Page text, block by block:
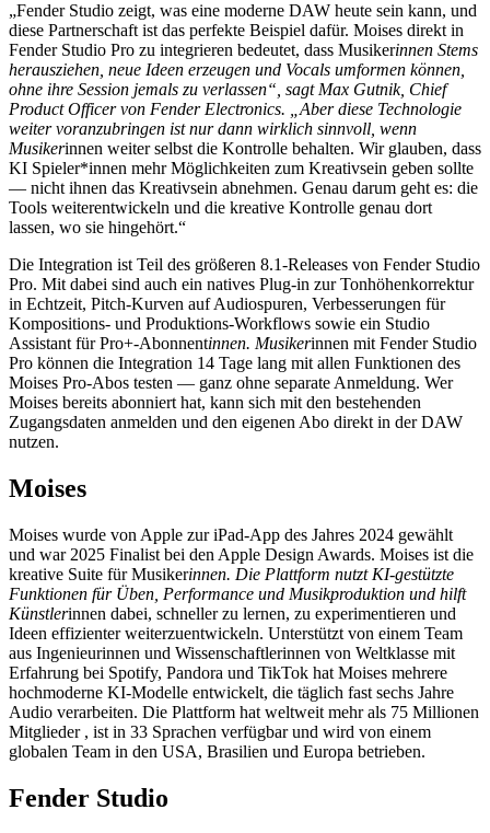
„Fender Studio zeigt, was eine moderne DAW heute sein kann, und
diese Partnerschaft ist das perfekte Beispiel dafür. Moises direkt in
Fender Studio Pro zu integrieren bedeutet, dass Musikerinnen Stems
herausziehen, neue Ideen erzeugen und Vocals umformen können,
ohne ihre Session jemals zu verlassen“, sagt Max Gutnik, Chief
Product Officer von Fender Electronics. „Aber diese Technologie
weiter voranzubringen ist nur dann wirklich sinnvoll, wenn
Musikerinnen weiter selbst die Kontrolle behalten. Wir glauben, dass
KI Spieler*innen mehr Möglichkeiten zum Kreativsein geben sollte
— nicht ihnen das Kreativsein abnehmen. Genau darum geht es: die
Tools weiterentwickeln und die kreative Kontrolle genau dort
lassen, wo sie hingehört.“
Die Integration ist Teil des größeren 8.1-Releases von Fender Studio
Pro. Mit dabei sind auch ein natives Plug-in zur Tonhöhenkorrektur
in Echtzeit, Pitch-Kurven auf Audiospuren, Verbesserungen für
Kompositions- und Produktions-Workflows sowie ein Studio
Assistant für Pro+-Abonnentinnen. Musikerinnen mit Fender Studio
Pro können die Integration 14 Tage lang mit allen Funktionen des
Moises Pro-Abos testen — ganz ohne separate Anmeldung. Wer
Moises bereits abonniert hat, kann sich mit den bestehenden
Zugangsdaten anmelden und den eigenen Abo direkt in der DAW
nutzen.
Moises
Moises wurde von Apple zur iPad-App des Jahres 2024 gewählt
und war 2025 Finalist bei den Apple Design Awards. Moises ist die
kreative Suite für Musikerinnen. Die Plattform nutzt KI-gestützte
Funktionen für Üben, Performance und Musikproduktion und hilft
Künstlerinnen dabei, schneller zu lernen, zu experimentieren und
Ideen effizienter weiterzuentwickeln. Unterstützt von einem Team
aus Ingenieurinnen und Wissenschaftlerinnen von Weltklasse mit
Erfahrung bei Spotify, Pandora und TikTok hat Moises mehrere
hochmoderne KI-Modelle entwickelt, die täglich fast sechs Jahre
Audio verarbeiten. Die Plattform hat weltweit mehr als 75 Millionen
Mitglieder , ist in 33 Sprachen verfügbar und wird von einem
globalen Team in den USA, Brasilien und Europa betrieben.
Fender Studio